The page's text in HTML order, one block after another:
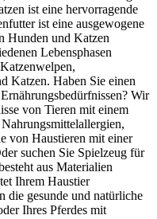
ist eine hervorragende
ist eine ausgewogene
Hunden und Katzen
Lebensphasen
Katzen. Haben Sie einen
Wir
von Tieren mit einem
von Haustieren mit einer
suchen Sie Spielzeug für
aus Materialien
Ihrem Haustier
die gesunde und natürliche
Ihres Pferdes mit